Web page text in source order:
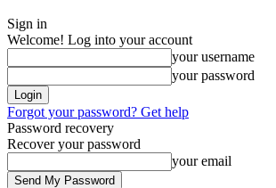
Sign in
Welcome! Log into your account
your username
your password
Forgot your password? Get help
Password recovery
Recover your password
your email